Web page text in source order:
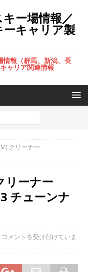
ー場情報／
キャリア製
情報（群馬、新潟、長
ャリア関連情報
クリーナー
リーナー
チューンナ
コメントを受け付けていま